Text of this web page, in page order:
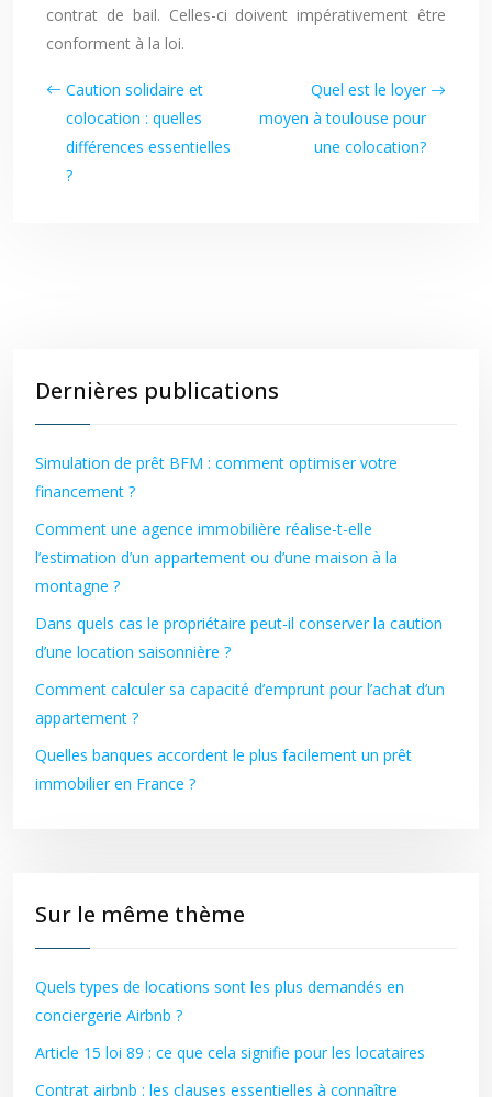
contrat de bail. Celles-ci doivent impérativement être
conforment à la loi.
Caution solidaire et
colocation : quelles
différences essentielles
?
Quel est le loyer
moyen à toulouse pour
une colocation?
Dernières publications
Simulation de prêt BFM : comment optimiser votre
financement ?
Comment une agence immobilière réalise-t-elle
l’estimation d’un appartement ou d’une maison à la
montagne ?
Dans quels cas le propriétaire peut-il conserver la caution
d’une location saisonnière ?
Comment calculer sa capacité d’emprunt pour l’achat d’un
appartement ?
Quelles banques accordent le plus facilement un prêt
immobilier en France ?
Sur le même thème
Quels types de locations sont les plus demandés en
conciergerie Airbnb ?
Article 15 loi 89 : ce que cela signifie pour les locataires
Contrat airbnb : les clauses essentielles à connaître